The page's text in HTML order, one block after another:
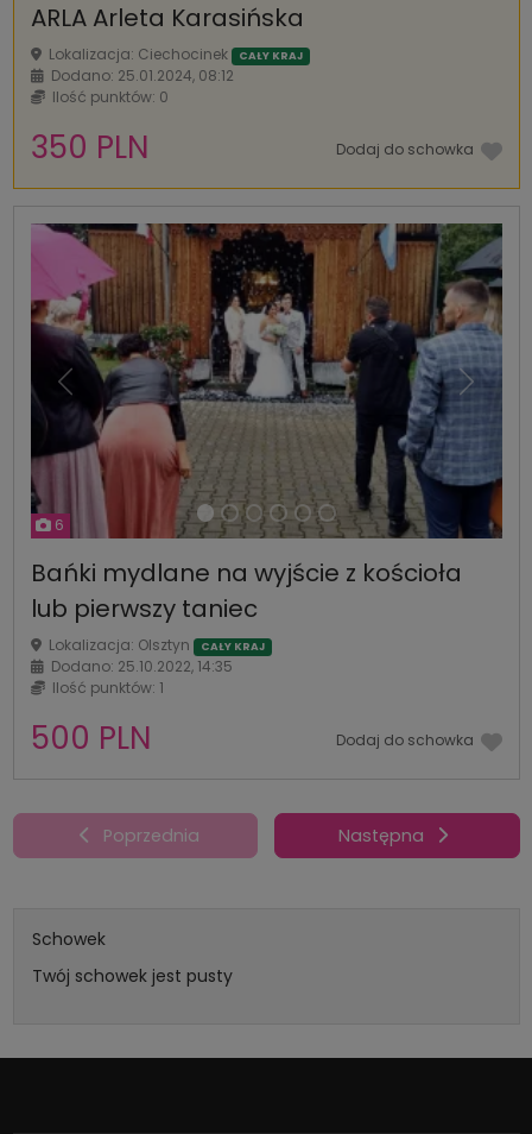
ARLA Arleta Karasińska
Lokalizacja: Ciechocinek CAŁY KRAJ
Dodano: 25.01.2024, 08:12
Ilość punktów: 0
350 PLN Dodaj do schowka
6
Poprzednia
Bańki mydlane na wyjście z kościoła
lub pierwszy taniec
Lokalizacja: Olsztyn CAŁY KRAJ
Dodano: 25.10.2022, 14:35
Ilość punktów: 1
500 PLN Dodaj do schowka
Poprzednia Następna
Schowek
Twój schowek jest pusty